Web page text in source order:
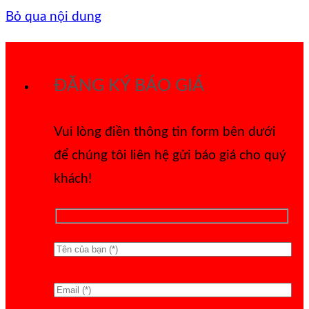
Bỏ qua nội dung
ĐĂNG KÝ BÁO GIÁ
Vui lòng điền thông tin form bên dưới
để chúng tôi liên hệ gửi báo giá cho quý
khách!